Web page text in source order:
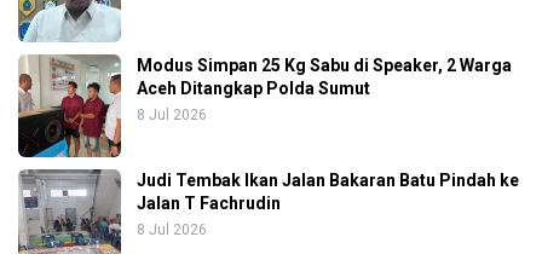
Modus Simpan 25 Kg Sabu di Speaker, 2 Warga
Aceh Ditangkap Polda Sumut
8 Jul 2026
Judi Tembak Ikan Jalan Bakaran Batu Pindah ke
Jalan T Fachrudin
8 Jul 2026